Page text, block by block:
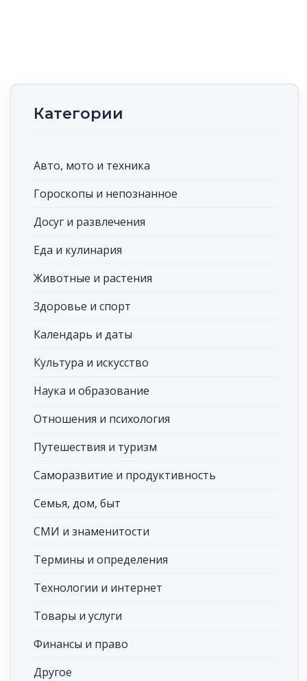
Категории
Авто, мото и техника
Гороскопы и непознанное
Досуг и развлечения
Еда и кулинария
Животные и растения
Здоровье и спорт
Календарь и даты
Культура и искусство
Наука и образование
Отношения и психология
Путешествия и туризм
Саморазвитие и продуктивность
Семья, дом, быт
СМИ и знаменитости
Термины и определения
Технологии и интернет
Товары и услуги
Финансы и право
Другое